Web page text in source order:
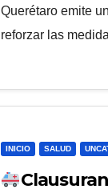
Querétaro emite
reforzar las
INICIO SALUD